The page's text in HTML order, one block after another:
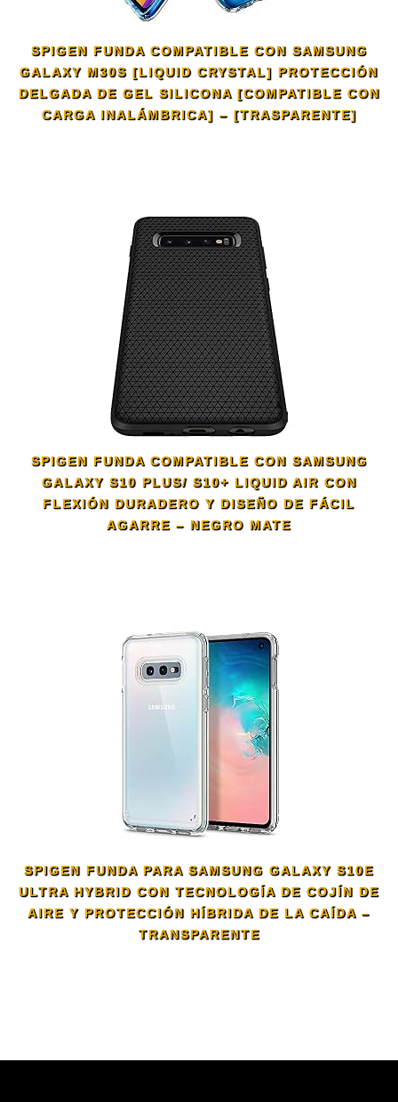
SPIGEN FUNDA COMPATIBLE CON SAMSUNG
GALAXY M30S [LIQUID CRYSTAL] PROTECCIÓN
DELGADA DE GEL SILICONA [COMPATIBLE CON
CARGA INALÁMBRICA] – [TRASPARENTE]
SPIGEN FUNDA COMPATIBLE CON SAMSUNG
GALAXY S10 PLUS/ S10+ LIQUID AIR CON
FLEXIÓN DURADERO Y DISEÑO DE FÁCIL
AGARRE – NEGRO MATE
SPIGEN FUNDA PARA SAMSUNG GALAXY S10E
ULTRA HYBRID CON TECNOLOGÍA DE COJÍN DE
AIRE Y PROTECCIÓN HÍBRIDA DE LA CAÍDA –
TRANSPARENTE